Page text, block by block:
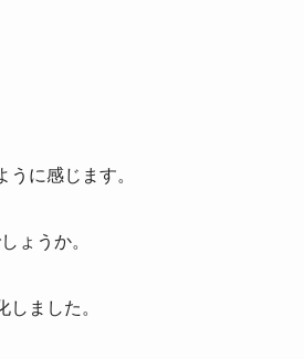
に感じます。
ょうか。
ました。